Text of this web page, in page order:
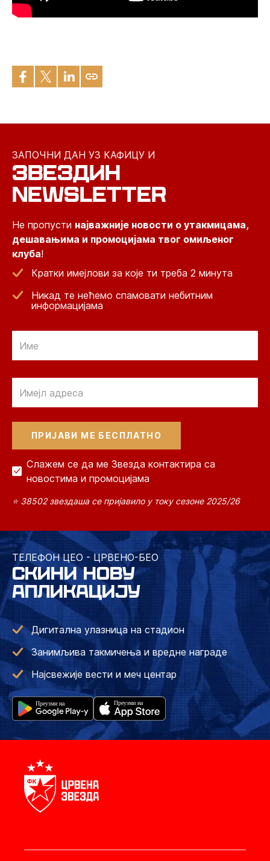
ЗАПОЧНИ ДАН УЗ КАФИЦУ И
ЗВЕЗДИН
NEWSLETTER
Не пропусти најважније новости о утакмицама,
дешавањима и промоцијама твог омиљеног
клуба!
Кратки имејлови за које ти треба 2 минута
Никад те нећемо спамовати небитним
информацијама
Слажем се да ме Звезда контактира са
новостима и промоцијама
⭐ 38502 звездаша се пријавило у току сезоне 2025/26
ТЕЛЕФОН ЦЕО - ЦРВЕНО-БЕО
СКИНИ НОВУ
АПЛИКАЦИЈУ
Дигитална улазница на стадион
Занимљива такмичења и вредне награде
Најсвежије вести и меч центар